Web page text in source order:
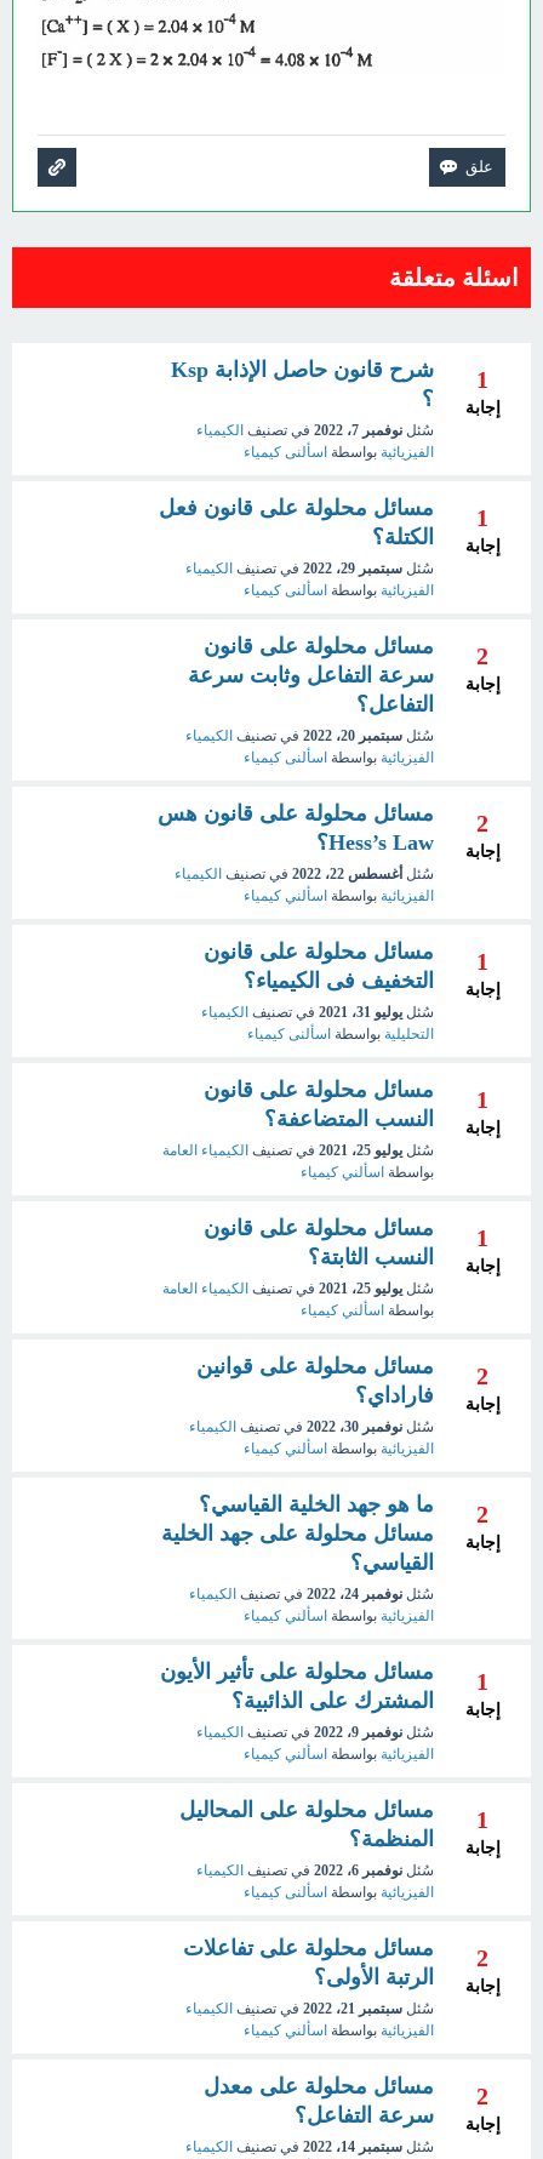
اسئلة متعلقة
1
إجابة
شرح قانون حاصل الإذابة Ksp
؟
سُئل نوفمبر 7، 2022 في تصنيف الكيمياء
الفيزيائية بواسطة اسألنى كيمياء
1
إجابة
مسائل محلولة على قانون فعل
الكتلة؟
سُئل سبتمبر 29، 2022 في تصنيف الكيمياء
الفيزيائية بواسطة اسألنى كيمياء
2
إجابة
مسائل محلولة على قانون
سرعة التفاعل وثابت سرعة
التفاعل؟
سُئل سبتمبر 20، 2022 في تصنيف الكيمياء
الفيزيائية بواسطة اسألنى كيمياء
2
إجابة
مسائل محلولة على قانون هس
Hess’s Law؟
سُئل أغسطس 22، 2022 في تصنيف الكيمياء
الفيزيائية بواسطة اسألني كيمياء
1
إجابة
مسائل محلولة على قانون
التخفيف فى الكيمياء؟
سُئل يوليو 31، 2021 في تصنيف الكيمياء
التحليلية بواسطة اسألنى كيمياء
1
إجابة
مسائل محلولة على قانون
النسب المتضاعفة؟
سُئل يوليو 25، 2021 في تصنيف الكيمياء العامة
بواسطة اسألني كيمياء
1
إجابة
مسائل محلولة على قانون
النسب الثابتة؟
سُئل يوليو 25، 2021 في تصنيف الكيمياء العامة
بواسطة اسألني كيمياء
2
إجابة
مسائل محلولة على قوانين
فاراداي؟
سُئل نوفمبر 30، 2022 في تصنيف الكيمياء
الفيزيائية بواسطة اسألني كيمياء
2
إجابة
ما هو جهد الخلية القياسي؟
مسائل محلولة على جهد الخلية
القياسي؟
سُئل نوفمبر 24، 2022 في تصنيف الكيمياء
الفيزيائية بواسطة اسألني كيمياء
1
إجابة
مسائل محلولة على تأثير الأيون
المشترك على الذائبية؟
سُئل نوفمبر 9، 2022 في تصنيف الكيمياء
الفيزيائية بواسطة اسألني كيمياء
1
إجابة
مسائل محلولة على المحاليل
المنظمة؟
سُئل نوفمبر 6، 2022 في تصنيف الكيمياء
الفيزيائية بواسطة اسألنى كيمياء
2
إجابة
مسائل محلولة على تفاعلات
الرتبة الأولى؟
سُئل سبتمبر 21، 2022 في تصنيف الكيمياء
الفيزيائية بواسطة اسألني كيمياء
2
إجابة
مسائل محلولة على معدل
سرعة التفاعل؟
سُئل سبتمبر 14، 2022 في تصنيف الكيمياء